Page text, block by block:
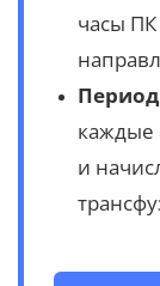
часы
каждые
и